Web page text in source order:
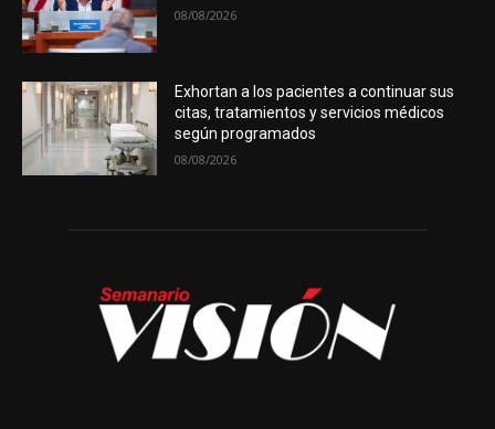
08/08/2026
Exhortan a los pacientes a continuar sus
citas, tratamientos y servicios médicos
según programados
08/08/2026